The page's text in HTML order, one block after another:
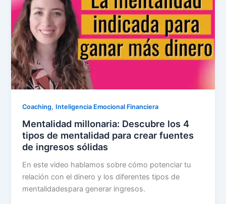
Coaching, Inteligencia Emocional Financiera
Mentalidad millonaria: Descubre los 4
tipos de mentalidad para crear fuentes
de ingresos sólidas
En este video hablamos sobre cómo potenciar tu
relación con el dinero y los diferentes tipos de
mentalidadespara generar ingresos.